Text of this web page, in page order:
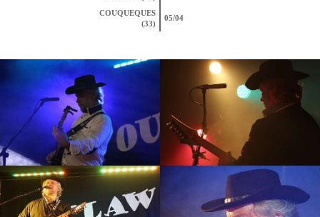
COUQUEQUES
(33)
05/04